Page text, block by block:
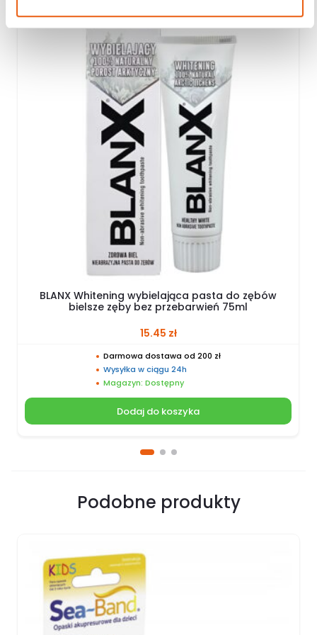
BLANX Whitening wybielająca pasta do zębów
bielsze zęby bez przebarwień 75ml
15.45 zł
Darmowa dostawa od 200 zł
Wysyłka w ciągu 24h
Magazyn: Dostępny
Dodaj do koszyka
Podobne produkty